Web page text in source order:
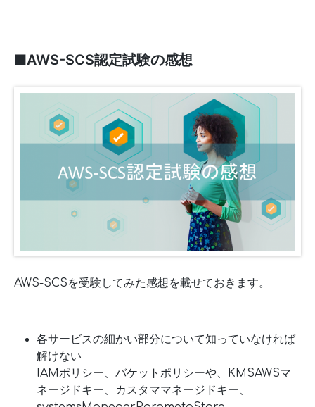
■AWS-SCS認定試験の感想
AWS-SCSを受験してみた感想を載せておきます。
各サービスの細かい部分について知っていなければ
解けない
IAMポリシー、バケットポリシーや、KMSAWSマ
ネージドキー、カスタママネージドキー、